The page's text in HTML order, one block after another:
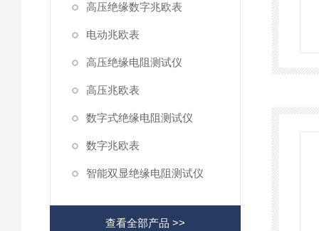
高压绝缘数字兆欧表
电动兆欧表
高压绝缘电阻测试仪
高压兆欧表
数字式绝缘电阻测试仪
数字兆欧表
智能双显绝缘电阻测试仪
查看全部产品 >>